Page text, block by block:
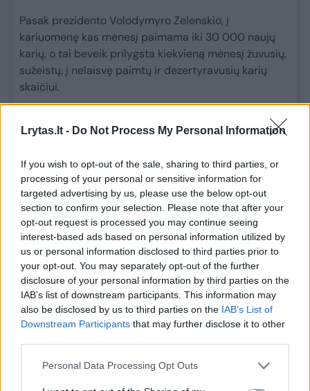
Lrytas.lt - Do Not Process My Personal Information
If you wish to opt-out of the sale, sharing to third parties, or
processing of your personal or sensitive information for
targeted advertising by us, please use the below opt-out
section to confirm your selection. Please note that after your
opt-out request is processed you may continue seeing
interest-based ads based on personal information utilized by
us or personal information disclosed to third parties prior to
your opt-out. You may separately opt-out of the further
disclosure of your personal information by third parties on the
IAB’s list of downstream participants. This information may
also be disclosed by us to third parties on the IAB’s List of
Downstream Participants that may further disclose it to other
Personal Data Processing Opt Outs
Pasak prezidento Volodymyro Zelenskio, į
kariuomenę kas mėnesį paimama iki 30 000 naujų
karių, o tai beveik prilygsta kiekvieną mėnesį žuvusių,
sužeistų, į nelaisvę paimtų ir dezertyravusių karių
skaičiui.
Gatvėse vykdomas priverstinis verbavimas dažnai
sulaukia smurtinio pasipriešinimo, o su tokiu būdu į
Sekmadienį pietiniame Mykolajivo regione vieno
kaimo gyventojai kariuomenės pareigūnus sumušė
lazdomis ir plieniniais vamzdžiais, pranešė policija.
Penktadienį minia žmonių bandė išlaisvinti dešimtis
mobilizuotų vyrų, kurie buvo laikomi viename iš šalies
vakaruose esančio Vinicios miesto futbolo stadionų –
jiems sutrukdė tik atvykusios gausios policijos
pajėgos.
Rusija ruošia „dovaną“ D. Trumpui: